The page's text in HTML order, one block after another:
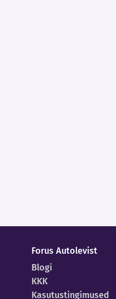
Forus Autolevist
Blogi
KKK
Kasutustingimused